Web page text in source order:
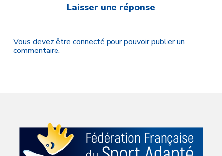
Laisser une réponse
Vous devez être connecté pour pouvoir publier un
commentaire.